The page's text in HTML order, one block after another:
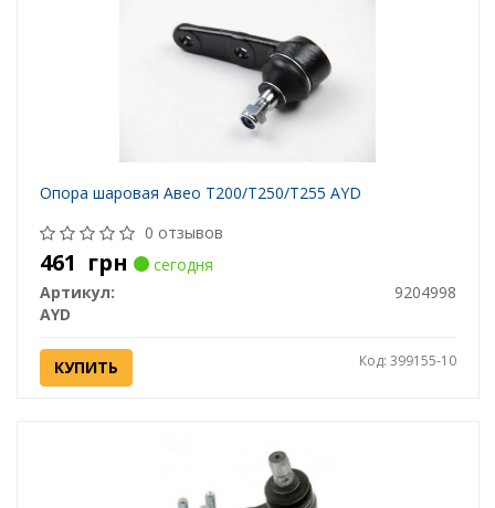
Опора шаровая Авео Т200/Т250/Т255 AYD
0 отзывов
461 грн
сегодня
Артикул:
9204998
AYD
КУПИТЬ Код: 399155-10